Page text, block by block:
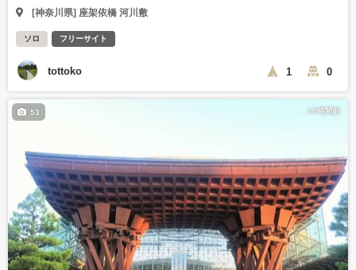
[神奈川県] 座架依橋 河川敷
ソロ フリーサイト
tottoko 1 0
10時間前
53